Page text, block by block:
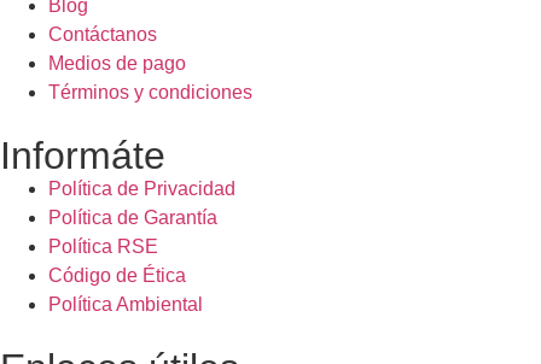
Blog
Contáctanos
Medios de pago
Términos y condiciones
Informáte
Política de Privacidad
Política de Garantía
Política RSE
Código de Ética
Política Ambiental